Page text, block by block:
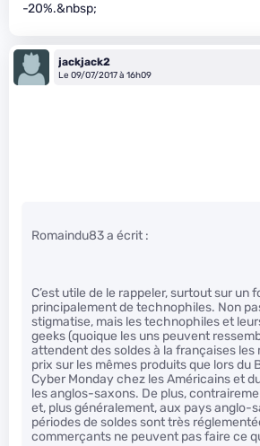
-20%.&nbsp;
jackjack2
Le 09/07/2017 à 16h09
Romaindu83 a écrit :
C’est utile de le rappeler, surtout sur un
principalement de technophiles. Non
stigmatise, mais les technophiles et
geeks (quoique les uns peuvent
attendent des soldes à la françaises les
prix sur les mêmes produits que lors du
Cyber Monday chez les Américains et
les anglos-saxons. De plus,
et, plus généralement, aux pays anglo-
périodes de soldes sont très
commerçants ne peuvent pas faire ce